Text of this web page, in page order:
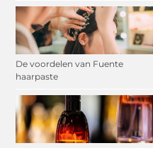
De voordelen van Fuente
haarpaste